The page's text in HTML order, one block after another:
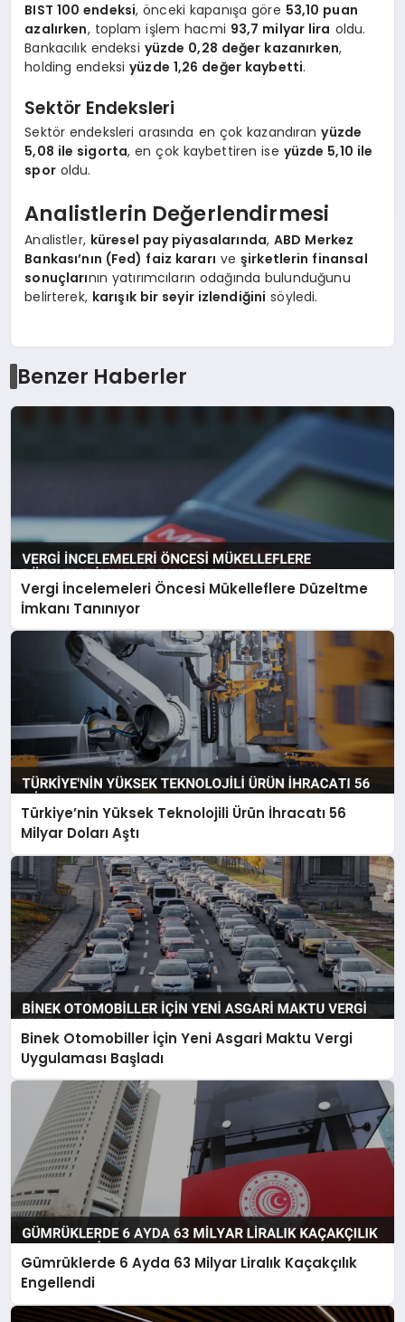
BIST 100 endeksi, önceki kapanışa göre 53,10 puan
azalırken, toplam işlem hacmi 93,7 milyar lira oldu.
Bankacılık endeksi yüzde 0,28 değer kazanırken,
holding endeksiyüzde 1,26 değer kaybetti.
Sektör Endeksleri
Sektör endeksleri arasında en çok kazandıranyüzde
5,08 ile sigorta, en çok kaybettiren ise yüzde 5,10 ile
sporoldu.
Analistlerin Değerlendirmesi
Analistler, küresel pay piyasalarında,ABD Merkez
Bankası’nın (Fed) faiz kararı ve şirketlerin finansal
sonuçlarının yatırımcıların odağında bulunduğunu
belirterek, karışık bir seyir izlendiğini söyledi.
Benzer Haberler
Vergi İncelemeleri Öncesi Mükelleflere Düzeltme
İmkanı Tanınıyor
Türkiye’nin Yüksek Teknolojili Ürün İhracatı 56
Milyar Doları Aştı
Binek Otomobiller İçin Yeni Asgari Maktu Vergi
Uygulaması Başladı
Gümrüklerde 6 Ayda 63 Milyar Liralık Kaçakçılık
Engellendi